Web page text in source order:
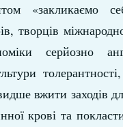
«закликаємо
творців
серйозно
вжити заходів
крові та